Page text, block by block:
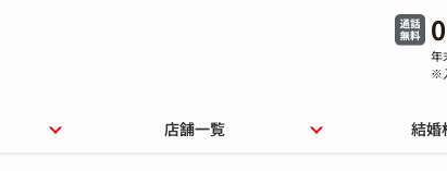
年
※
店舗一覧 結婚